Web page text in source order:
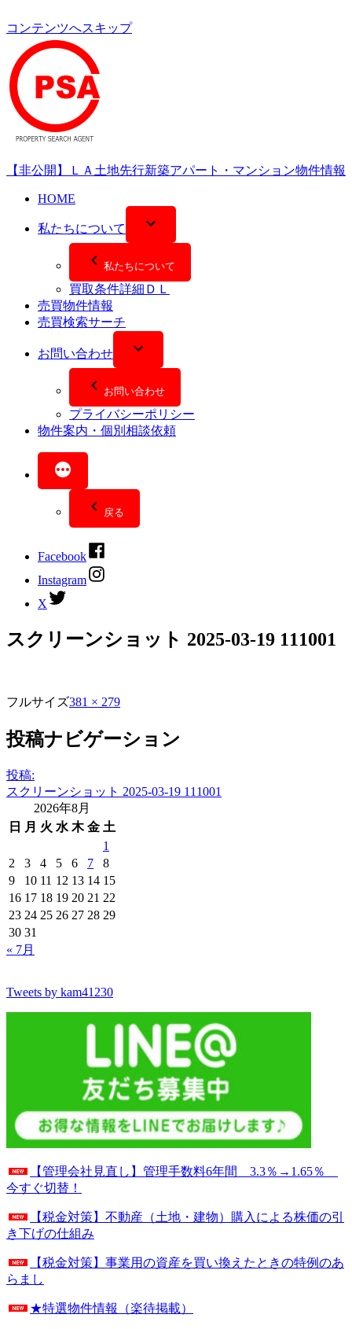
コンテンツへスキップ
【非公開】ＬＡ土地先行新築アパート・マンション物件情報
HOME
私たちについて
私たちについて
買取条件詳細ＤＬ
売買物件情報
売買検索サーチ
お問い合わせ
お問い合わせ
プライバシーポリシー
物件案内・個別相談依頼
戻る
Facebook
Instagram
X
スクリーンショット 2025-03-19 111001
フルサイズ381 × 279
投稿ナビゲーション
投稿:
スクリーンショット 2025-03-19 111001
2026年8月
日
月 火 水 木 金 土
1
2
3 4 5 6 7
8
9
10 11 12 13 14 15
16 17 18 19 20 21 22
23 24 25 26 27 28 29
30 31
« 7月
Tweets by kam41230
【管理会社見直し】管理手数料6年間 3.3％→1.65％
今すぐ切替！
【税金対策】不動産（土地・建物）購入による株価の引
き下げの仕組み
【税金対策】事業用の資産を買い換えたときの特例のあ
らまし
★特選物件情報（楽待掲載）